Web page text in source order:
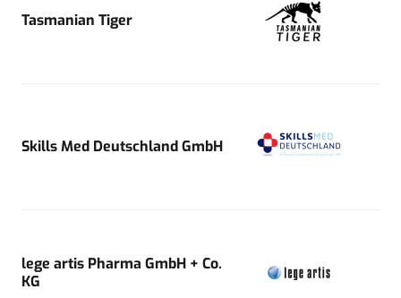
Tasmanian Tiger
Skills Med Deutschland GmbH
lege artis Pharma GmbH + Co.
KG